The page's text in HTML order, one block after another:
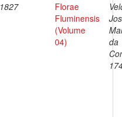
1827
Florae
Fluminensis
(Volume
04)
da